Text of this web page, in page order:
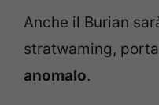
Anche il Burian
stratwaming,
anomalo.